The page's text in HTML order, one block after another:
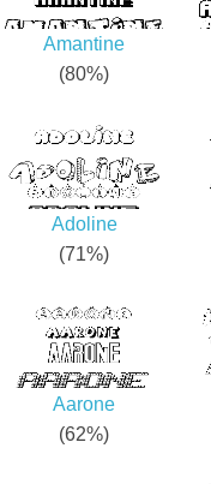
Amantine
(80%)
Adoline
(71%)
Aarone
(62%)